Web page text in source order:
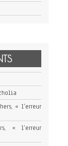
« l’erreur
« l’erreur